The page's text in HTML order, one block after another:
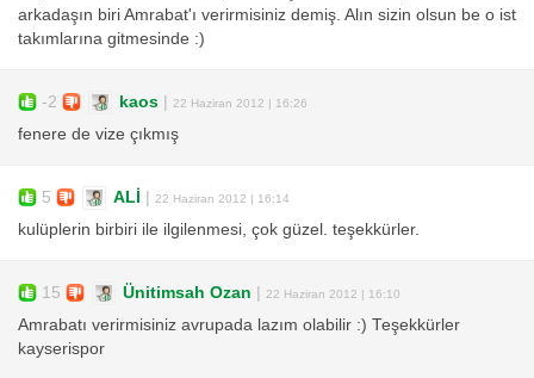
arkadaşın biri Amrabat'ı verirmisiniz demiş. Alın sizin olsun be o ist
takımlarına gitmesinde :)
-2 kaos | 22 Haziran 2012 | 16:26
fenere de vize çıkmış
5 ALİ | 22 Haziran 2012 | 16:14
kulüplerin birbiri ile ilgilenmesi, çok güzel. teşekkürler.
15 Ünitimsah Ozan | 22 Haziran 2012 | 16:10
Amrabatı verirmisiniz avrupada lazım olabilir :) Teşekkürler
kayserispor